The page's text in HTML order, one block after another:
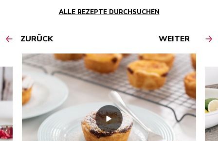
ALLE REZEPTE DURCHSUCHEN
ZURÜCK WEITER